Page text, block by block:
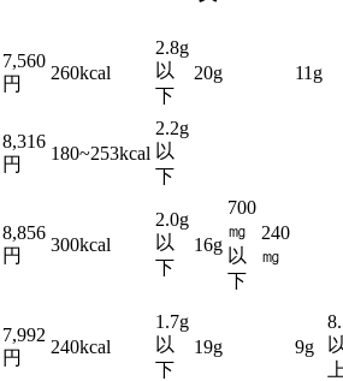
7,560
円
260kcal
2.8g
以
下
20g 11g
8,316
円
180~253kcal
2.2g
以
下
8,856
円
300kcal
2.0g
以
下
16g
700
㎎
以
下
240
㎎
7,992
円
240kcal
1.7g
以
下
19g 9g